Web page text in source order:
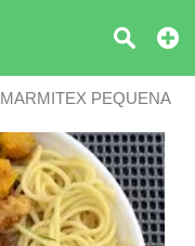
MARMITEX PEQUENA